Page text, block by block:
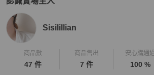
PopChill 拍拍圈嚴選賣家
Sisilillian
商品數
47 件
商品售出
7 件
安心購通
100 %